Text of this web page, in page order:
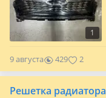
1
9 августа 429 2
Решетка радиатора